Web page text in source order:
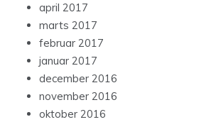
april 2017
marts 2017
februar 2017
januar 2017
december 2016
november 2016
oktober 2016